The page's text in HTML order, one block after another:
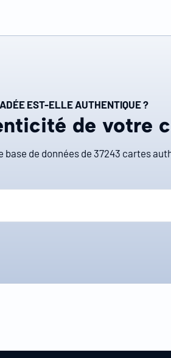
EST-ELLE AUTHENTIQUE ?
de votre
de données de 37243 cartes